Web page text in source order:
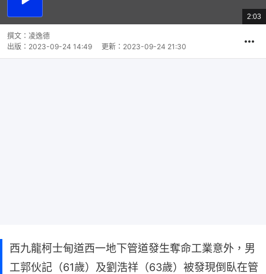
播
總
共
2:03
撰文： 凌逸德
出版： 2023-09-24 14:49 更新： 2023-09-24 21:30
西九龍柯士甸道西一地下管道發生奪命工業意外，男
工郭伙記（61歲）及劉浩祥（63歲）被發現倒臥在管